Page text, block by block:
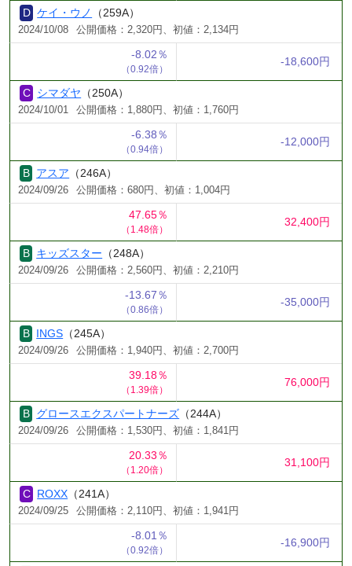
ケイ・ウノ （259A）
2024/10/08 公開価格：2,320円、初値：2,134円
-8.02％
（0.92倍）
-18,600円
シマダヤ （250A）
2024/10/01 公開価格：1,880円、初値：1,760円
-6.38％
（0.94倍）
-12,000円
アスア （246A）
2024/09/26 公開価格：680円、初値：1,004円
47.65％
（1.48倍）
32,400円
キッズスター （248A）
2024/09/26 公開価格：2,560円、初値：2,210円
-13.67％
（0.86倍）
-35,000円
INGS （245A）
2024/09/26 公開価格：1,940円、初値：2,700円
39.18％
（1.39倍）
76,000円
グロースエクスパートナーズ （244A）
2024/09/26 公開価格：1,530円、初値：1,841円
20.33％
（1.20倍）
31,100円
ROXX （241A）
2024/09/25 公開価格：2,110円、初値：1,941円
-8.01％
（0.92倍）
-16,900円